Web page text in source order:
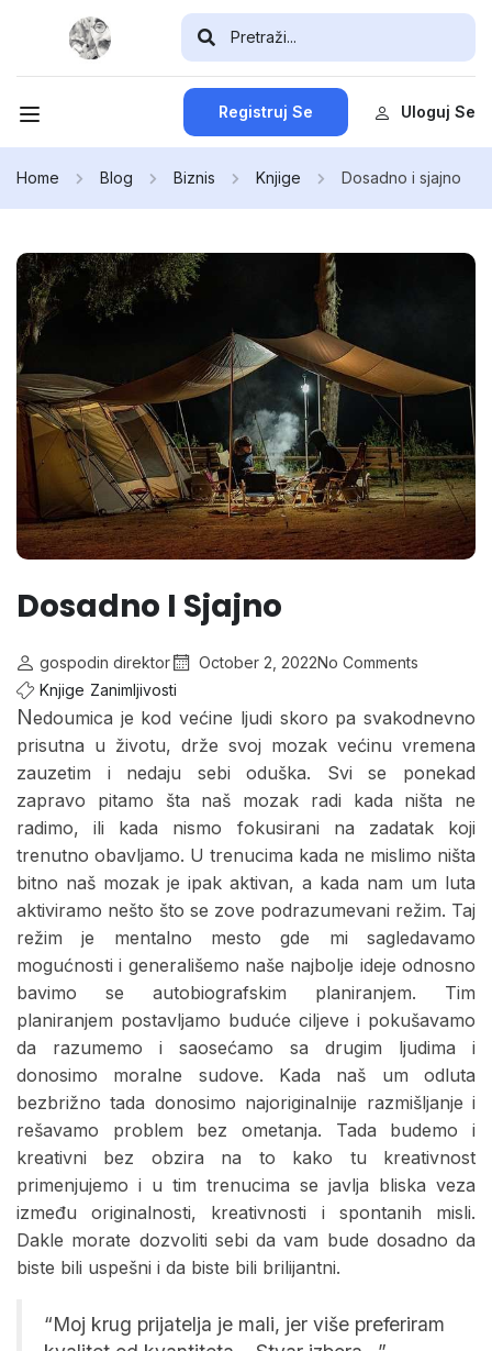
Registruj Se Uloguj Se
Home Blog Biznis Knjige Dosadno i sjajno
Dosadno I Sjajno
gospodin direktor October 2, 2022No Comments
Knjige Zanimljivosti
Nedoumica je kod većine ljudi skoro pa svakodnevno
prisutna u životu, drže svoj mozak većinu vremena
zauzetim i nedaju sebi oduška. Svi se ponekad
zapravo pitamo šta naš mozak radi kada ništa ne
radimo, ili kada nismo fokusirani na zadatak koji
trenutno obavljamo. U trenucima kada ne mislimo ništa
bitno naš mozak je ipak aktivan, a kada nam um luta
aktiviramo nešto što se zove podrazumevani režim. Taj
režim je mentalno mesto gde mi sagledavamo
mogućnosti i generališemo naše najbolje ideje odnosno
bavimo se autobiografskim planiranjem. Tim
planiranjem postavljamo buduće ciljeve i pokušavamo
da razumemo i saosećamo sa drugim ljudima i
donosimo moralne sudove. Kada naš um odluta
bezbrižno tada donosimo najoriginalnije razmišljanje i
rešavamo problem bez ometanja. Tada budemo i
kreativni bez obzira na to kako tu kreativnost
primenjujemo i u tim trenucima se javlja bliska veza
između originalnosti, kreativnosti i spontanih misli.
Dakle morate dozvoliti sebi da vam bude dosadno da
biste bili uspešni i da biste bili brilijantni.
“Moj krug prijatelja je mali, jer više preferiram